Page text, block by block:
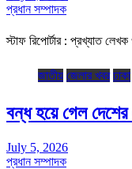
প্রধান সম্পাদক
স্টাফ রিপোর্টার : প্রখ্যাত
জাতীয় জেলার খবর ঢাকা
বন্ধ হয়ে গেল
July 5, 2026
প্রধান সম্পাদক